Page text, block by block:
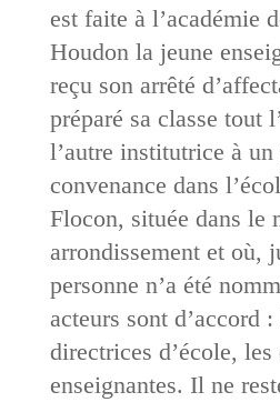
est faite à l’académie
Houdon la jeune
reçu son arrêté
préparé sa classe tout
l’autre institutrice à un
convenance dans
Flocon, située dans le
arrondissement et où,
personne n’a été
acteurs sont d’accord
directrices d’école, les
enseignantes. Il ne